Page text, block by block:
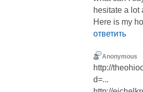
hesitate a lot
Here is my
ответить
Anonymous
http://
d=...